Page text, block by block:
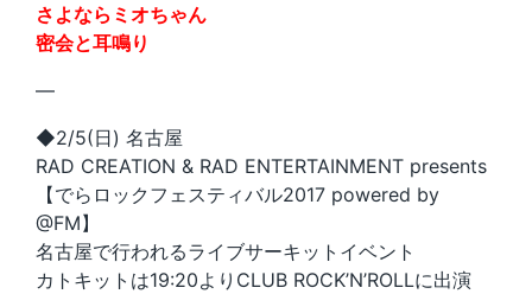
さよならミオちゃん
密会と耳鳴り
—
◆2/5(日) 名古屋
RAD CREATION & RAD ENTERTAINMENT presents
【でらロックフェスティバル2017 powered by
@FM】
名古屋で行われるライブサーキットイベント
カトキットは19:20よりCLUB ROCK’N’ROLLに出演